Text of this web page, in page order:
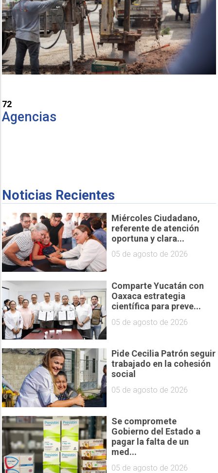
72
Agencias
Noticias Recientes
Miércoles Ciudadano,
referente de atención
oportuna y clara...
05 de agosto de 2026
Comparte Yucatán con
Oaxaca estrategia
científica para preve...
05 de agosto de 2026
Pide Cecilia Patrón seguir
trabajado en la cohesión
social
05 de agosto de 2026
Se compromete
Gobierno del Estado a
pagar la falta de un
med...
05 de agosto de 2026